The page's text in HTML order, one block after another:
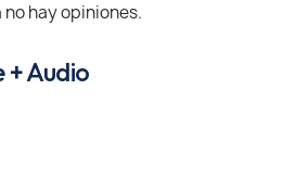
no hay opiniones.
+ Audio